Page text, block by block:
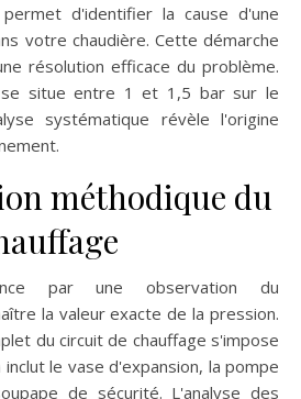
d'identifier la cause d'une
votre chaudière. Cette démarche
résolution efficace du problème.
se situe entre 1 et 1,5 bar sur le
systématique révèle l'origine
méthodique du
par une observation du
la valeur exacte de la pression.
du circuit de chauffage s'impose
le vase d'expansion, la pompe
de sécurité. L'analyse des